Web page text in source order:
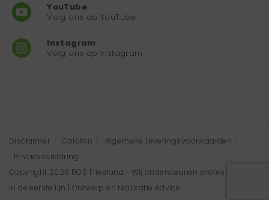
YouTube
Volg ons op YouTube
Instagram
Volg ons op Instagram
Disclaimer Colofon
Algemene Leveringsvoorwaarden
Privacyverklaring
Copyright 2026 ROS Friesland - Wij ondersteunen professionals
in de eerste lijn | Ontwerp en realisatie Advice